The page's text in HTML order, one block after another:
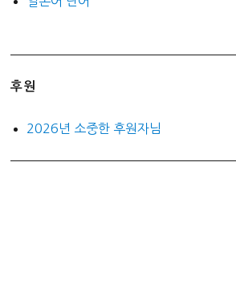
후원
2026년 소중한 후원자님